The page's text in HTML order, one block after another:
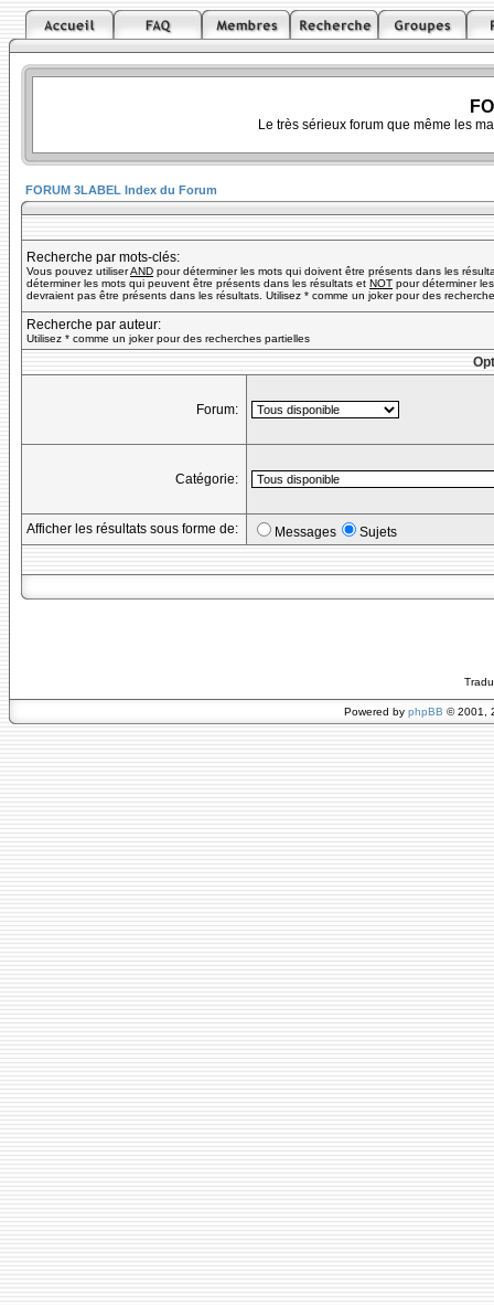
Le très sérieux forum que même les
FORUM 3LABEL Index du Forum
Recherche par mots-clés:
Vous pouvez utiliserAND pour déterminer les mots qui doivent être présents dans les
déterminer les mots qui peuvent être présents dans les résultats et NOT pour déterminer
devraient pas être présents dans les résultats. Utilisez * comme un joker pour des
Recherche par auteur:
Utilisez * comme un joker pour des recherches partielles
Forum:
Catégorie:
Afficher les résultats sous forme de: Messages Sujets
Powered by phpBB © 2001,